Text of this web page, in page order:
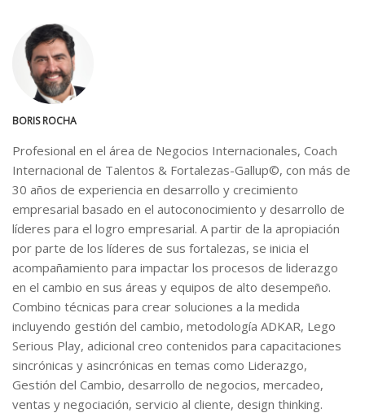
BORIS ROCHA
Profesional en el área de Negocios Internacionales, Coach
Internacional de Talentos & Fortalezas-Gallup©, con más de
30 años de experiencia en desarrollo y crecimiento
empresarial basado en el autoconocimiento y desarrollo de
líderes para el logro empresarial. A partir de la apropiación
por parte de los líderes de sus fortalezas, se inicia el
acompañamiento para impactar los procesos de liderazgo
en el cambio en sus áreas y equipos de alto desempeño.
Combino técnicas para crear soluciones a la medida
incluyendo gestión del cambio, metodología ADKAR, Lego
Serious Play, adicional creo contenidos para capacitaciones
sincrónicas y asincrónicas en temas como Liderazgo,
Gestión del Cambio, desarrollo de negocios, mercadeo,
ventas y negociación, servicio al cliente, design thinking.